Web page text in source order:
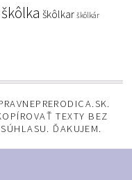
škôlka škôlkar škôlkár
TEXTY BEZ
ĎAKUJEM.